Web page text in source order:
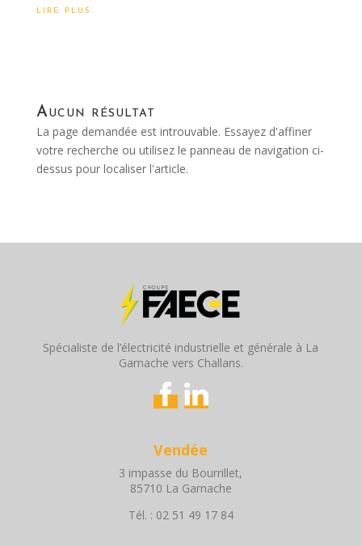
lire plus
Aucun résultat
La page demandée est introuvable. Essayez d'affiner
votre recherche ou utilisez le panneau de navigation ci-
dessus pour localiser l'article.
Spécialiste de l’électricité industrielle et générale à La
Garnache vers Challans.
Vendée
3 impasse du Bourrillet,
85710 La Garnache
Tél. : 02 51 49 17 84